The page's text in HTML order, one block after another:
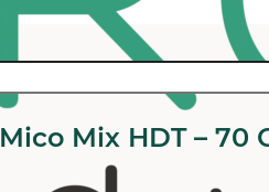
Mico Mix HDT – 70